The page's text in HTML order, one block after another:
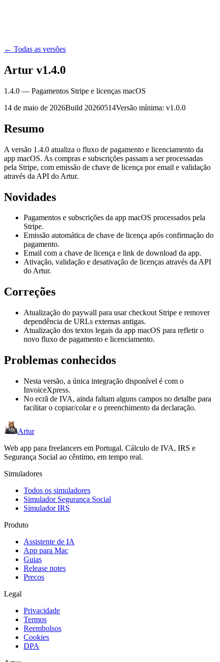
← Todas as versões
Artur v1.4.0
1.4.0 — Pagamentos Stripe e licenças macOS
14 de maio de 2026Build 20260514Versão mínima: v1.0.0
Resumo
A versão 1.4.0 atualiza o fluxo de pagamento e licenciamento da
app macOS. As compras e subscrições passam a ser processadas
pela Stripe, com emissão de chave de licença por email e validação
através da API do Artur.
Novidades
Pagamentos e subscrições da app macOS processados pela
Stripe.
Emissão automática de chave de licença após confirmação do
pagamento.
Email com a chave de licença e link de download da app.
Ativação, validação e desativação de licenças através da API
do Artur.
Correções
Atualização do paywall para usar checkout Stripe e remover
dependência de URLs externas antigas.
Atualização dos textos legais da app macOS para refletir o
novo fluxo de pagamento e licenciamento.
Problemas conhecidos
Nesta versão, a única integração disponível é com o
InvoiceXpress.
No ecrã de IVA, ainda faltam alguns campos no detalhe para
facilitar o copiar/colar e o preenchimento da declaração.
Artur
Web app para freelancers em Portugal. Cálculo de IVA, IRS e
Segurança Social ao cêntimo, em tempo real.
Simuladores
Todos os simuladores
Simulador Segurança Social
Simulador IRS
Produto
Assistente de IA
App para Mac
Guias
Release notes
Preços
Legal
Privacidade
Termos
Reembolsos
Cookies
DPA